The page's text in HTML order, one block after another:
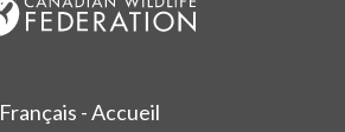
Français - Accueil